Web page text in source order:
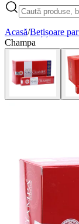
Acasă/Bețișoare
Champa